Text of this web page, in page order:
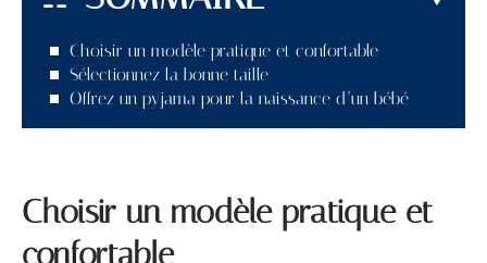
Choisir un modèle pratique et confortable
Sélectionnez la bonne taille
Offrez un pyjama pour la naissance d’un bébé
Choisir un modèle pratique et
confortable